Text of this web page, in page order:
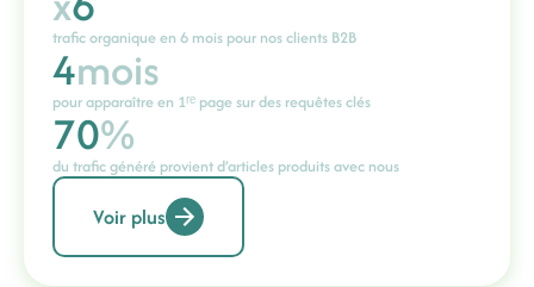
trafic organique en 6 mois pour nos clients B2B
4mois
pour apparaître en 1ʳᵉ page sur des requêtes clés
70%
du trafic généré provient d’articles produits avec nous
Voir plus